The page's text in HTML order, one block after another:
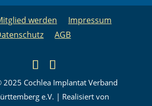
werden
Impressum
AGB
Cochlea Implantat Verband
e.V. | Realisiert von